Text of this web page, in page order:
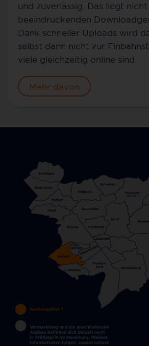
und zuverlässig. Das liegt
beeindruckenden
Dank schneller Uploads wird
selbst dann nicht zur
viele gleichzeitig online sind.
Mehr davon